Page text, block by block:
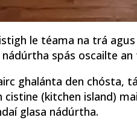
le téama na trá
spás oscailte an
ghalánta den chósta,
cistine (kitchen island)
glasa nádúrtha.